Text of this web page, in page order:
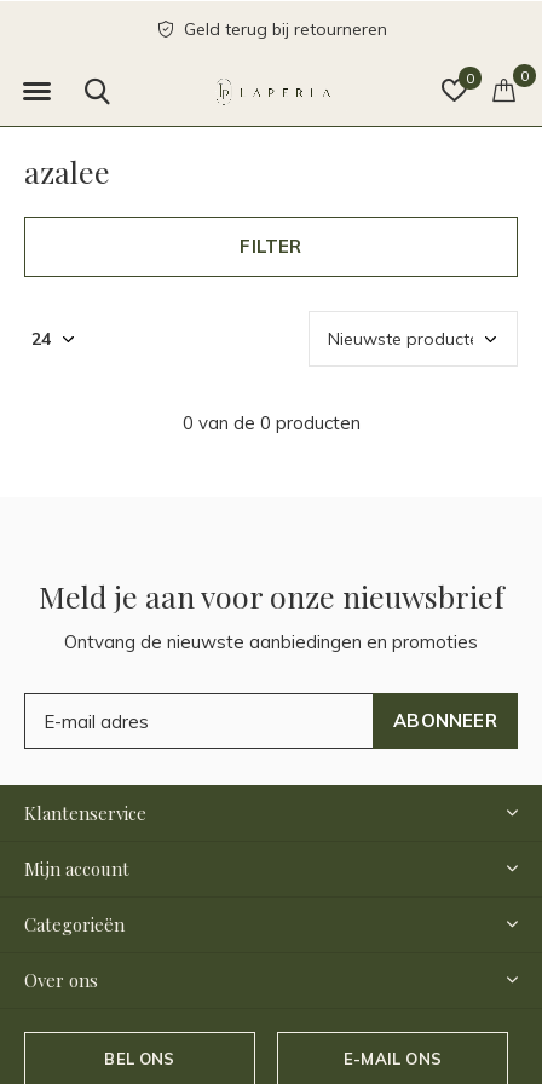
0 0
Geld terug bij retourneren
azalee
FILTER
0 van de 0 producten
Meld je aan voor onze nieuwsbrief
Ontvang de nieuwste aanbiedingen en promoties
ABONNEER
Klantenservice
Mijn account
Categorieën
Over ons
BEL ONS E-MAIL ONS